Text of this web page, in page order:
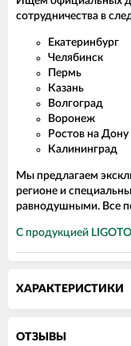
сотрудничества в
Екатеринбург
Челябинск
Пермь
Казань
Волгоград
Воронеж
Ростов на Дону
Калининград
Мы предлагаем
регионе и
равнодушными. Все
С продукцией
ХАРАКТЕРИСТИКИ
ОТЗЫВЫ